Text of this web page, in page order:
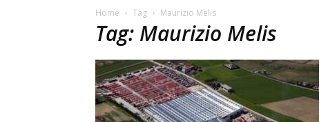
Home Tag Maurizio Melis
Tag: Maurizio Melis